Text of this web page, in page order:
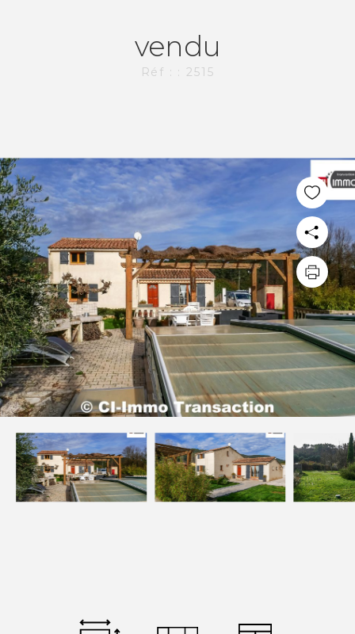
vendu
Réf : : 2515
L'AGENCE CI-IMMO
L'agence
Nos collaborateurs
Devenez mandataires
Mentions légales
Politique de confidentialités
Nous contacter
NOS THÉMATIQUES
Bienvenue